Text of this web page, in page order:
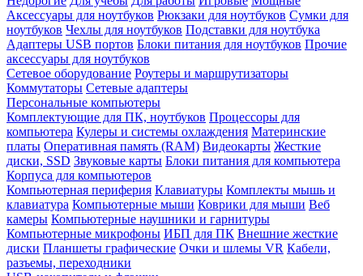
Аксессуары для ноутбуков Рюкзаки для ноутбуков Сумки для
ноутбуков Чехлы для ноутбуков Подставки для ноутбука
Адаптеры USB портов Блоки питания для ноутбуков Прочие
аксессуары для ноутбуков
Сетевое оборудование Роутеры и маршрутизаторы
Коммутаторы Сетевые адаптеры
Персональные компьютеры
Комплектующие для ПК, ноутбуков Процессоры для
компьютера Кулеры и системы охлаждения Материнские
платы Оперативная память (RAM) Видеокарты Жесткие
диски, SSD Звуковые карты Блоки питания для компьютера
Корпуса для компьютеров
Компьютерная периферия Клавиатуры Комплекты мышь и
клавиатура Компьютерные мыши Коврики для мыши Веб
камеры Компьютерные наушники и гарнитуры
Компьютерные микрофоны ИБП для ПК Внешние жесткие
диски Планшеты графические Очки и шлемы VR Кабели,
разъемы, переходники